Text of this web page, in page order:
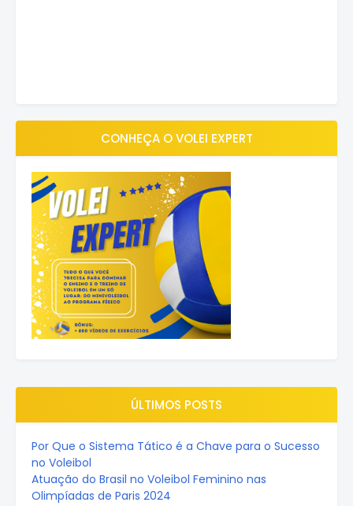
CONHEÇA O VOLEI EXPERT
ÚLTIMOS POSTS
Por Que o Sistema Tático é a Chave para o Sucesso
no Voleibol
Atuação do Brasil no Voleibol Feminino nas
Olimpíadas de Paris 2024